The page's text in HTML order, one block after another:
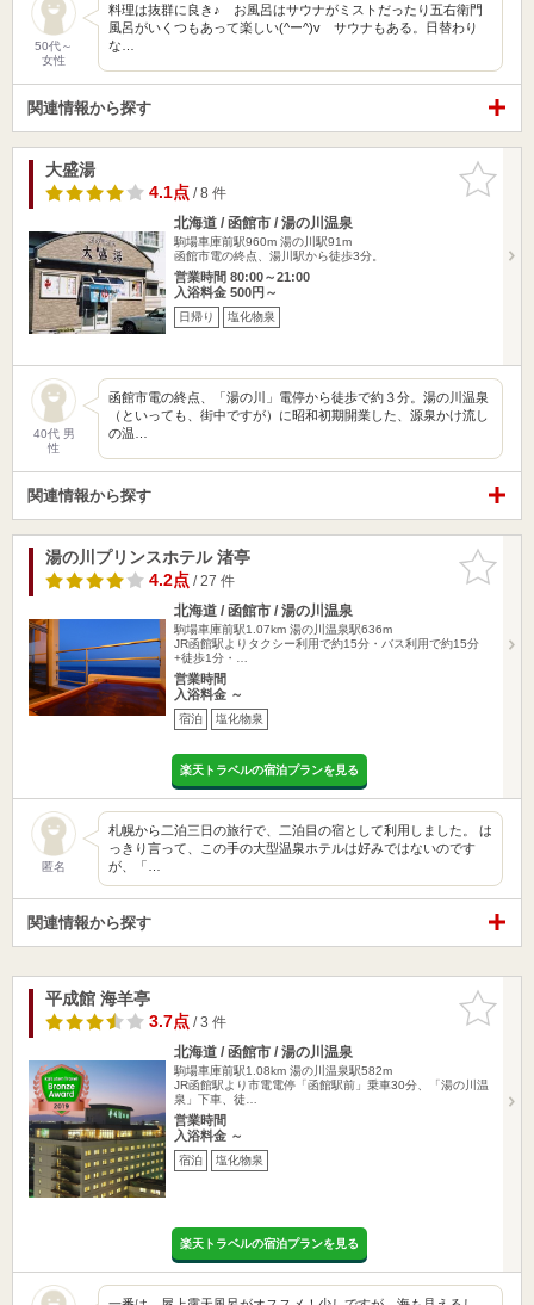
50代～
女性
料理は抜群に良き♪ お風呂はサウナがミストだったり五右衛門
風呂がいくつもあって楽しい(^ー^)v サウナもある。日替わり
な…
関連情報から探す
お気に入
りに追加
大盛湯
4.1点/ 8 件
北海道 / 函館市 / 湯の川温泉
駒場車庫前駅960m 湯の川駅91m
函館市電の終点、湯川駅から徒歩3分。
営業時間 80:00～21:00
入浴料金 500円～
日帰り 塩化物泉
40代 男
性
函館市電の終点、「湯の川」電停から徒歩で約３分。湯の川温泉
（といっても、街中ですが）に昭和初期開業した、源泉かけ流し
の温…
関連情報から探す
お気に入
りに追加
湯の川プリンスホテル 渚亭
4.2点/ 27 件
北海道 / 函館市 / 湯の川温泉
駒場車庫前駅1.07km 湯の川温泉駅636m
JR函館駅よりタクシー利用で約15分・バス利用で約15分
+徒歩1分・…
営業時間
入浴料金 ～
宿泊 塩化物泉
楽天トラベルの宿泊プランを見る
匿名
札幌から二泊三日の旅行で、二泊目の宿として利用しました。 は
っきり言って、この手の大型温泉ホテルは好みではないのです
が、「…
関連情報から探す
お気に入
りに追加
平成館 海羊亭
3.7点/ 3 件
北海道 / 函館市 / 湯の川温泉
駒場車庫前駅1.08km 湯の川温泉駅582m
JR函館駅より市電電停「函館駅前」乗車30分、「湯の川温
泉」下車、徒…
営業時間
入浴料金 ～
宿泊 塩化物泉
楽天トラベルの宿泊プランを見る